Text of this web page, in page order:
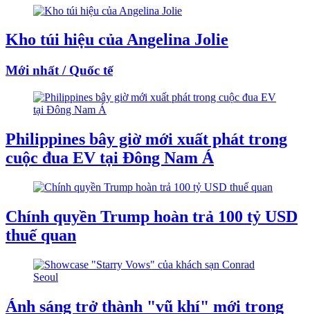
Kho túi hiệu của Angelina Jolie
Mới nhất / Quốc tế
Philippines bây giờ mới xuất phát trong
cuộc đua EV tại Đông Nam Á
Chính quyền Trump hoàn trả 100 tỷ USD
thuế quan
Ánh sáng trở thành "vũ khí" mới trong